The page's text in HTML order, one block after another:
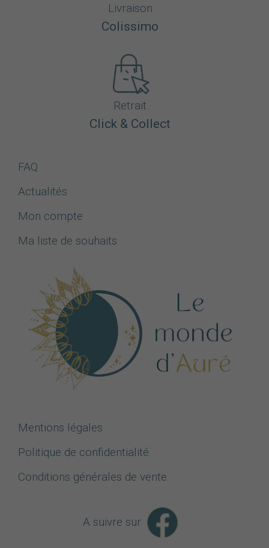
Livraison
Colissimo
Retrait
Click & Collect
FAQ
Actualités
Mon compte
Ma liste de souhaits
Mentions légales
Politique de confidentialité
Conditions générales de vente
A suivre sur